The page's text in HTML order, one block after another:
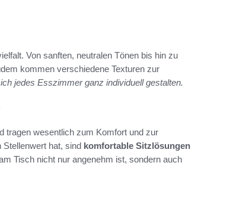
Von sanften, neutralen Tönen bis hin zu
kommen verschiedene Texturen zur
jedes Esszimmer ganz individuell gestalten.
tragen wesentlich zum Komfort und zur
Stellenwert hat, sind komfortable Sitzlösungen
Tisch nicht nur angenehm ist, sondern auch